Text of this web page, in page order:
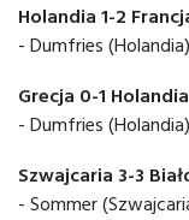
Holandia 1-2
- Dumfries
Grecja 0-1 Holandia
- Dumfries
Szwajcaria 3-3
- Sommer